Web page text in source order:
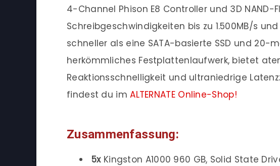
4-Channel Phison E8 Controller und 3D
Schreibgeschwindigkeiten bis zu 1.500MB/s
schneller als eine SATA-basierte SSD und 20-
herkömmliches Festplattenlaufwerk, bietet
Reaktionsschnelligkeit und ultraniedrige
findest du imALTERNATE Online-Shop!
Zusammenfassung:
5xKingston A1000 960 GB, Solid State